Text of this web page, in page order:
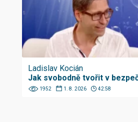
Ladislav Kocián
Jak svobodně tvořit v
1952 1. 8. 2026 42:58